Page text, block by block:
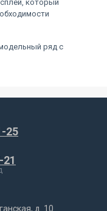
который
ряд с
25
д. 10